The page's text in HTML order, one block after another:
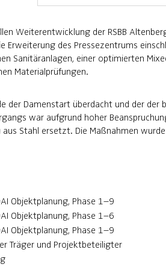
Weiterentwicklung der RSBB
Erweiterung des Pressezentrums
Sanitäranlagen, einer optimierten
Materialprüfungen.
der Damenstart überdacht und der der
war aufgrund hoher
aus Stahl ersetzt. Die Maßnahmen
Objektplanung, Phase 1–9
Objektplanung, Phase 1–6
Objektplanung, Phase 1–9
Träger und Projektbeteiligter